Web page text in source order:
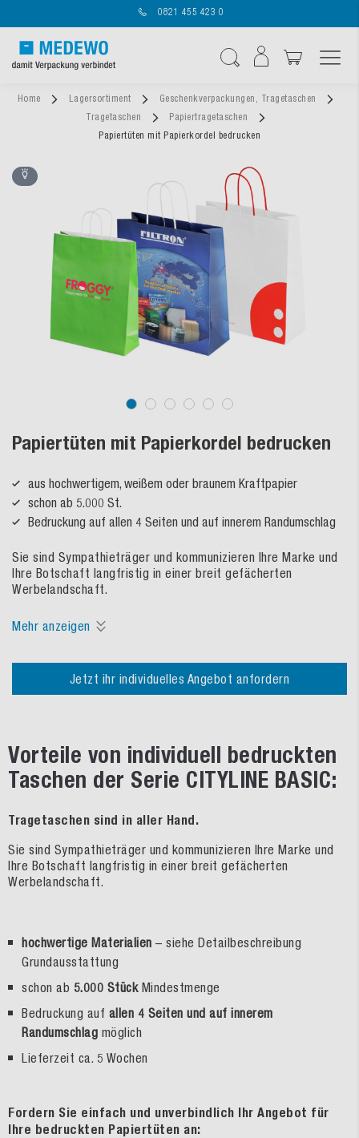
0821 455 423 0
Home Lagersortiment
Geschenkverpackungen, Tragetaschen
Tragetaschen
Papiertragetaschen
Papiertüten mit Papierkordel bedrucken
Papiertüten mit Papierkordel bedrucken
aus hochwertigem, weißem oder braunem Kraftpapier
schon ab 5.000 St.
Bedruckung auf allen 4 Seiten und auf innerem Randumschlag
Sie sind Sympathieträger und kommunizieren Ihre Marke und
Ihre Botschaft langfristig in einer breit gefächerten
Werbelandschaft.
Mehr anzeigen
Jetzt ihr individuelles Angebot anfordern
Vorteile von individuell bedruckten
Taschen der Serie CITYLINE BASIC:
Tragetaschen sind in aller Hand.
Sie sind Sympathieträger und kommunizieren Ihre Marke und
Ihre Botschaft langfristig in einer breit gefächerten
Werbelandschaft.
hochwertige Materialien – siehe Detailbeschreibung
Grundausstattung
schon ab 5.000 StückMindestmenge
Bedruckung auf allen 4 Seiten und auf innerem
Randumschlag möglich
Lieferzeit ca. 5 Wochen
Fordern Sie einfach und unverbindlich Ihr Angebot für
Ihre bedruckten Papiertüten an: